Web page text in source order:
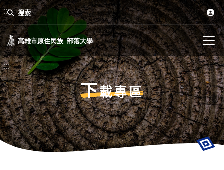
::: 搜索
:::
下載專區